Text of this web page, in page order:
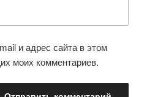
и адрес сайта в этом
моих комментариев.